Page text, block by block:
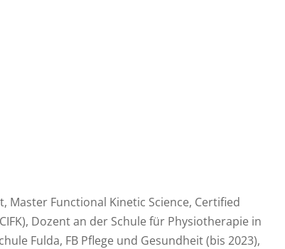
Master Functional Kinetic Science, Certified
Dozent an der Schule für Physiotherapie in
Fulda, FB Pflege und Gesundheit (bis 2023),